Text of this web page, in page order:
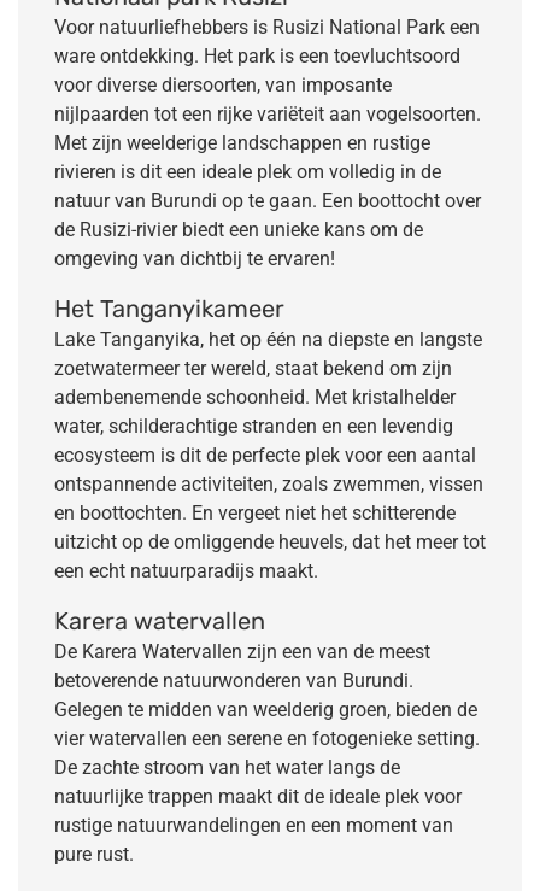
Voor natuurliefhebbers is Rusizi National Park een
ware ontdekking. Het park is een toevluchtsoord
voor diverse diersoorten, van imposante
nijlpaarden tot een rijke variëteit aan vogelsoorten.
Met zijn weelderige landschappen en rustige
rivieren is dit een ideale plek om volledig in de
natuur van Burundi op te gaan. Een boottocht over
de Rusizi-rivier biedt een unieke kans om de
omgeving van dichtbij te ervaren!
Het Tanganyikameer
Lake Tanganyika, het op één na diepste en langste
zoetwatermeer ter wereld, staat bekend om zijn
adembenemende schoonheid. Met kristalhelder
water, schilderachtige stranden en een levendig
ecosysteem is dit de perfecte plek voor een aantal
ontspannende activiteiten, zoals zwemmen, vissen
en boottochten. En vergeet niet het schitterende
uitzicht op de omliggende heuvels, dat het meer tot
een echt natuurparadijs maakt.
Karera watervallen
De Karera Watervallen zijn een van de meest
betoverende natuurwonderen van Burundi.
Gelegen te midden van weelderig groen, bieden de
vier watervallen een serene en fotogenieke setting.
De zachte stroom van het water langs de
natuurlijke trappen maakt dit de ideale plek voor
rustige natuurwandelingen en een moment van
pure rust.